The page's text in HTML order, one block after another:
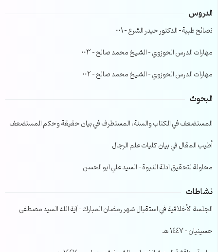
الدروس
نصائح طبية- الدكتور حيدر الشرع – 001
مهارات الدرس الحوزوي – الشيخ محمد صالح – 003
مهارات الدرس الحوزوي – الشيخ محمد صالح – 002
البحوث
المستضعف في الكتاب والسنة، المستطرف في بيان حقيقة وحكم المستضعف
أطيب المقال في بيان كليات علم الرجال
محاولة لتحقيق ادلة النبوة – السيد علي ابو الحسن
نشاطات
الجلسة الأخلاقية في استقبال شهر رمضان المبارك – آية الله السيد مصطفى
حسينيان – 1447 هـ